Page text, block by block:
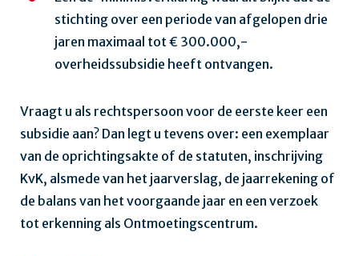
stichting over een periode van afgelopen drie
jaren maximaal tot € 300.000,-
overheidssubsidie heeft ontvangen.
Vraagt u als rechtspersoon voor de eerste keer een
subsidie aan? Dan legt u tevens over: een exemplaar
van de oprichtingsakte of de statuten, inschrijving
KvK, alsmede van het jaarverslag, de jaarrekening of
de balans van het voorgaande jaar en een verzoek
tot erkenning als Ontmoetingscentrum.